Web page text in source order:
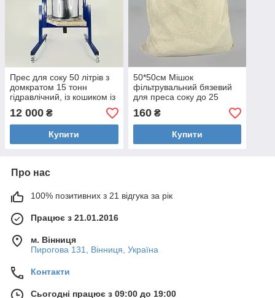
Прес для соку 50 літрів з
домкратом 15 тонн
гідравлічний, із кошиком із
нержавіючої сталі. Для
яблук, винограду
12 000 ₴
Купити
50*50см Мішок
фільтрувальний бязевий
для преса соку до 25
літрів із бязу (для сиру,
винограду, молока)
160₴
Купити
Про нас
100% позитивних з 21 відгука за рік
Працює з 21.01.2016
м. Вінниця
Пирогова 131, Вінниця, Україна
Контакти
Сьогодні працює з 09:00 до 19:00